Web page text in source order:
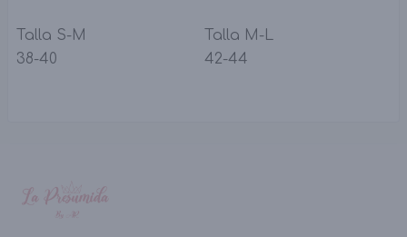
Talla S-M
Talla M-L
38-40
42-44